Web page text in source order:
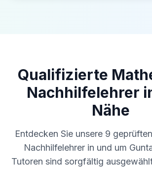
Qualifizierte
Nachhilfelehrer
Nähe
Entdecken Sie unsere 9
Nachhilfelehrer in und um
Tutoren sind sorgfältig